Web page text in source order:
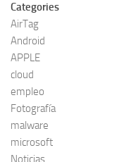
Categories
AirTag
Android
APPLE
cloud
empleo
Fotografía
malware
microsoft
Noticias